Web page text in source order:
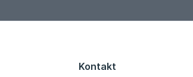
Kontakt